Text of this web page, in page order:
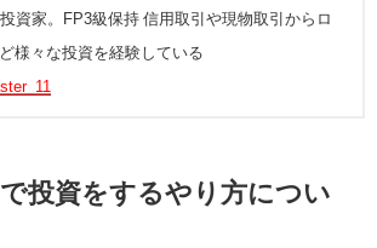
資家。FP3級保持 信用取引や現物取引からロ
様々な投資を経験している
投資をするやり方につい